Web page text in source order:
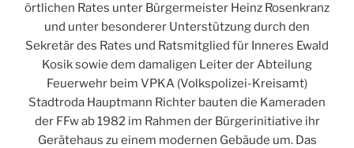
örtlichen Rates unter Bürgermeister Heinz Rosenkranz
und unter besonderer Unterstützung durch den
Sekretär des Rates und Ratsmitglied für Inneres Ewald
Kosik sowie dem damaligen Leiter der Abteilung
Feuerwehr beim VPKA (Volkspolizei-Kreisamt)
Stadtroda Hauptmann Richter bauten die Kameraden
der FFw ab 1982 im Rahmen der Bürgerinitiative ihr
Gerätehaus zu einem modernen Gebäude um. Das